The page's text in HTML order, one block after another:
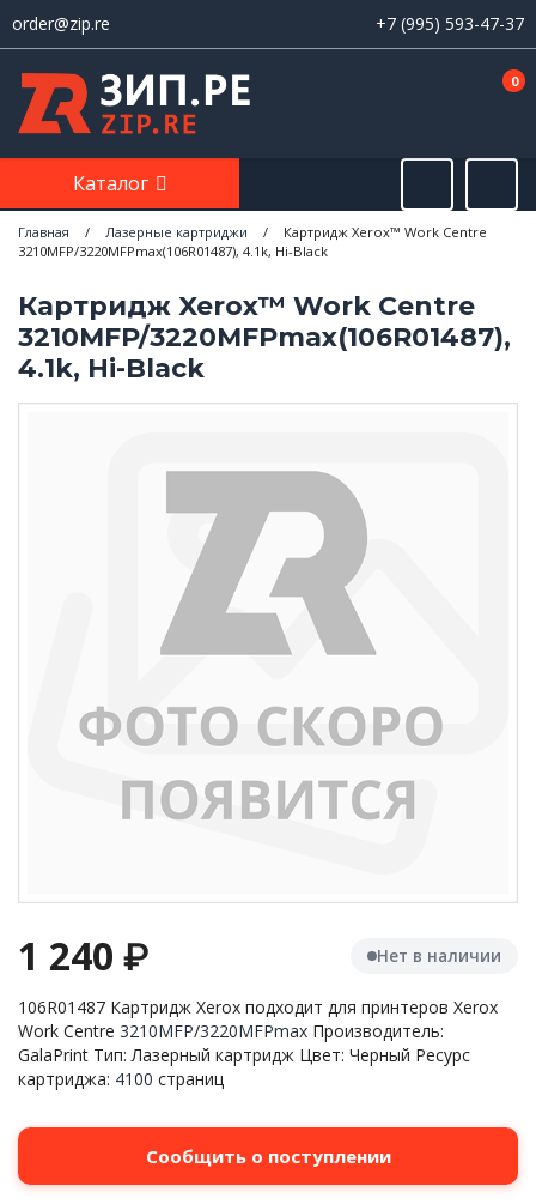
order@zip.re +7 (995) 593-47-37
0
Каталог
Главная / Лазерные картриджи /
Картридж Xerox™ Work Centre
3210MFP/3220MFPmax(106R01487), 4.1k, Hi-Black
Картридж Xerox™ Work Centre
3210MFP/3220MFPmax(106R01487),
4.1k, Hi-Black
1 240 ₽
106R01487 Картридж Xerox подходит для принтеров Xerox
Work Centre 3210MFP/3220MFPmax Производитель:
GalaPrint Тип: Лазерный картридж Цвет: Черный Ресурс
картриджа: 4100 страниц
Нет в наличии
Сообщить о поступлении